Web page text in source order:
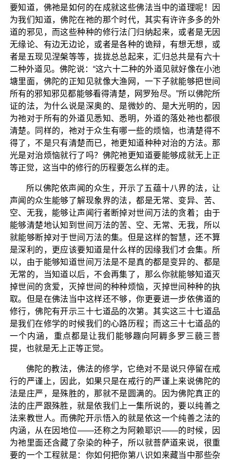
要知道，佛祂是如何的在成就这些佛法当中的道理呢！因
为我们知道，佛陀在祂的那个时代，其实有许许多多的外
道的邪见，而这些种种的修行法门归纳起来，或者是无因
无缘论、有边无边论，或者是各种的诡辩，有想无想，或
者是五现见涅槃等等，拢拢总总起来，汇归总共是有六十
二种外道见。佛陀说：“这六十二种的外道见就好像在小池
塘里面，佛陀的正知见就像大渔网，一下子就能够把世间
所有的邪知邪见都能够看得清楚，网罗殆尽。”所以佛陀所
证的法，为什么说是深奥的、是微妙的、是大光明的，因
为祂对于所有的外道见悉知、悉明，外道的落处祂也都很
清楚。同样的，祂对于众生有哪一些的烦恼，也清楚得不
得了，不是只有清楚而已，祂更知道种种对治的方法。那
光是对治烦恼就行了吗？佛陀祂更知道要能够成就无上正
等正觉，这当中的修行的历程要怎么样的走。
所以佛陀依声闻的众生，开示了五蕴十八界的法，让
声闻的众生能够了解现象界的法，都是无常、变异、苦、
空、无我，能够让声闻行者断掉对世间万法的贪着；由于
能够清楚地认知到世间万法的苦、空、无常、无我，所以
就能够断掉对于世间万法的集。但是这样的智慧，还不算
是深利的，更应该要知道是什么样的因缘我们才会集。所
以，由于能够知道世间万法是不是真的都是变异的、都是
无常的，当知道以后，不会再集了，那么你就能够知道灭
掉世间的贪爱，灭掉世间的种种烦恼，灭掉世间种种的执
取。但是在佛法当中这样还不够，你更要进一步依佛道的
修行，佛陀有开示三十七道品的次第。其实这三十七道品
是我们在修学的时候我们的心路历程；而这三十七道品的
一个内涵，重点都是让我们能够趣向阿耨多罗三藐三菩
提，也就是无上正等正觉。
佛陀的教法，佛法的修学，它绝对不是说只停留在戒
行的严谨上，因此，如果只是在戒行的严谨上来说佛陀的
法是庄严，是殊胜的，那就不是圆满的。因为佛陀真正的
法的庄严跟殊胜，就是依我们上一集所说的，要以纯善之
法来教世人。而佛陀开示悟入的就是依这一个纯善之法的
内涵，从在因地位——还称之为阿赖耶识——的时候，因
为祂里面还含藏了杂染的种子，所以就菩萨道来说，很重
要的一个工程就是：你如何把你第八识如来藏当中那些杂